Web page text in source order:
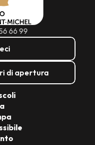
66 99
di apertura